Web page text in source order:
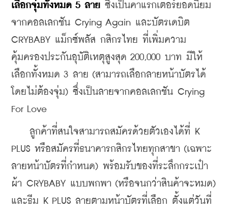
เลือกจุ่มทั้งหมด 5 ลาย ซึ่งเป็นคาแรกเตอร์ยอดนิยม
จากคอลเลกชัน Crying Again และบัตรเดบิต
CRYBABY แม็กซ์พลัส กสิกรไทย ที่เพิ่มความ
คุ้มครองประกันอุบัติเหตุสูงสุด 200,000 บาท มีให้
เลือกทั้งหมด 3 ลาย (สามารถเลือกลายหน้าบัตรได้
โดยไม่ต้องจุ่ม) ซึ่งเป็นลายจากคอลเลกชัน Crying
For Love
ลูกค้าที่สนใจสามารถสมัครด้วยตัวเองได้ที่ K
PLUS หรือสมัครที่ธนาคารกสิกรไทยทุกสาขา (เฉพาะ
ลายหน้าบัตรที่กำหนด) พร้อมรับของที่ระลึกกระเป๋า
ผ้า CRYBABY แบบพกพา (หรือจนกว่าสินค้าจะหมด)
และธีม K PLUS ลายตามหน้าบัตรที่เลือก ตั้งแต่วันที่